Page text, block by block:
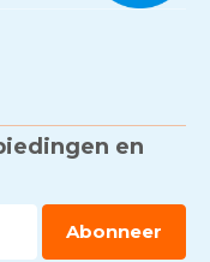
met
hittemelders en
Arbowinkel.nl
en
Abonneer